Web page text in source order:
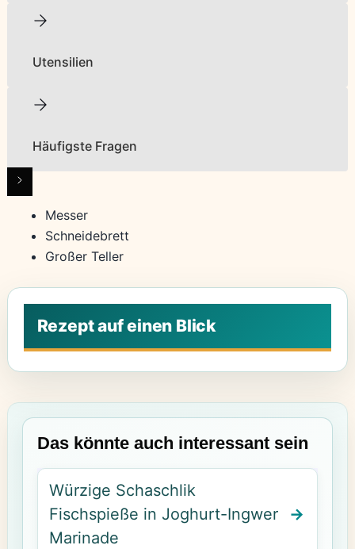
Utensilien
Häufigste Fragen
Messer
Schneidebrett
Großer Teller
Das könnte auch interessant sein
Würzige Schaschlik
Fischspieße in Joghurt-Ingwer
Marinade